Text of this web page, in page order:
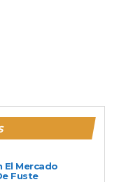
El Mercado
Fuste